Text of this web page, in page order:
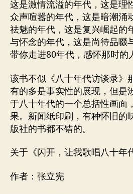
这是激情流溢的年代，这是理
众声喧嚣的年代，这是暗潮涌
祛魅的年代，这是复兴崛起的
与怀念的年代，这是尚待品啜
带你走进80年代，感怀那时的
该书不似《八十年代访谈录》
有的多是事实性的展现，但是
于八十年代的一个总括性画面
果。新闻纸印刷，有种怀旧的
版社的书都不错的。
关于《闪开，让我歌唱八十年
作者：张立宪